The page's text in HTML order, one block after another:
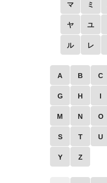
マ ミ
ヤ ユ
ル レ
A B C
G H I
M N O
S T U
Y Z